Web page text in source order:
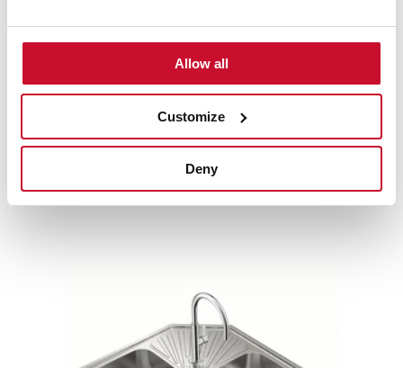
Allow all
Customize
Deny
Изображения в высоком разрешении
Связанныепродукты